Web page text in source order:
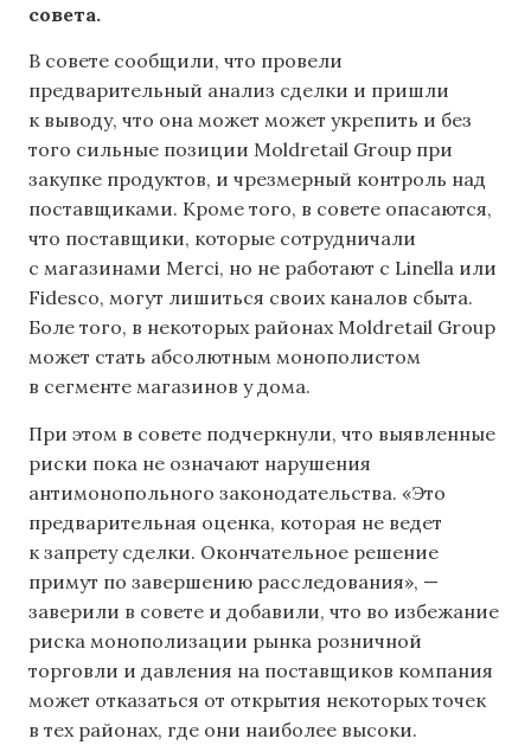
совета.
В совете сообщили, что провели
предварительный анализ сделки и пришли
к выводу, что она может может укрепить и без
того сильные позиции Moldretail Group при
закупке продуктов, и чрезмерный контроль над
поставщиками. Кроме того, в совете опасаются,
что поставщики, которые сотрудничали
с магазинами Merci, но не работают с Linella или
Fidesco, могут лишиться своих каналов сбыта.
Боле того, в некоторых районах Moldretail Group
может стать абсолютным монополистом
в сегменте магазинов у дома.
При этом в совете подчеркнули, что выявленные
риски пока не означают нарушения
антимонопольного законодательства. «Это
предварительная оценка, которая не ведет
к запрету сделки. Окончательное решение
примут по завершению расследования», —
заверили в совете и добавили, что во избежание
риска монополизации рынка розничной
торговли и давления на поставщиков компания
может отказаться от открытия некоторых точек
в тех районах, где они наиболее высоки.